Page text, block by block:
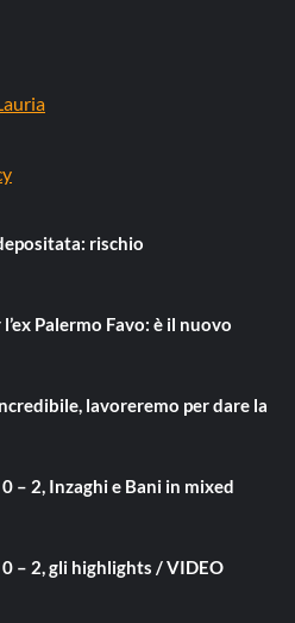
rischio
Palermo Favo: è il nuovo
lavoreremo per dare la
– 2, Inzaghi e Bani in mixed
– 2, gli highlights / VIDEO